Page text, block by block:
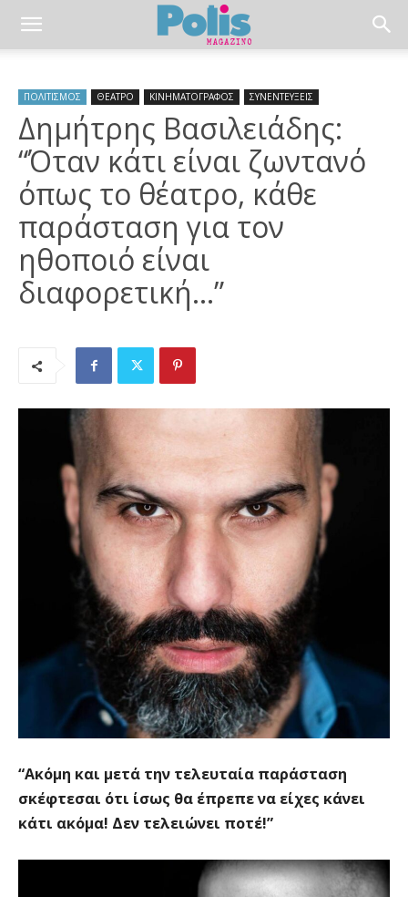
ΠΟΛΙΤΙΣΜΟΣ ΘΕΑΤΡΟ ΚΙΝΗΜΑΤΟΓΡΑΦΟΣ ΣΥΝΕΝΤΕΥΞΕΙΣ
Δημήτρης Βασιλειάδης:
“Όταν κάτι είναι ζωντανό
όπως το θέατρο, κάθε
παράσταση για τον
ηθοποιό είναι
διαφορετική…”
“Ακόμη και μετά την τελευταία παράσταση
σκέφτεσαι ότι ίσως θα έπρεπε να είχες κάνει
κάτι ακόμα! Δεν τελειώνει ποτέ!”